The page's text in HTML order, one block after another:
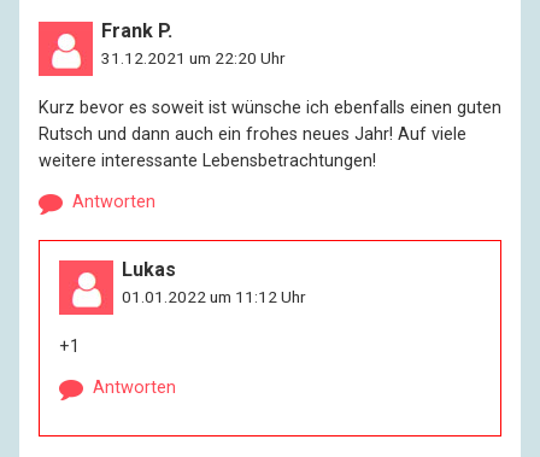
Frank P.
31.12.2021 um 22:20 Uhr
Kurz bevor es soweit ist wünsche ich ebenfalls einen guten
Rutsch und dann auch ein frohes neues Jahr! Auf viele
weitere interessante Lebensbetrachtungen!
Antworten
Lukas
01.01.2022 um 11:12 Uhr
+1
Antworten